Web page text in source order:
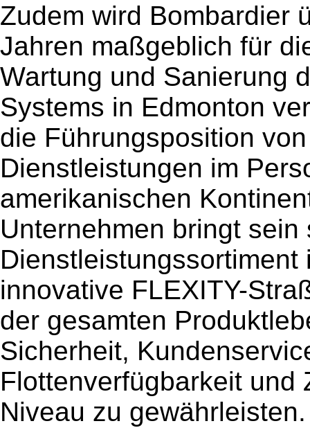
Zudem wird Bombardier
Jahren maßgeblich für
Wartung und Sanierung
Systems in Edmonton
die Führungsposition
Dienstleistungen im
amerikanischen
Unternehmen bringt sein
Dienstleistungssortiment
innovative FLEXITY-
der gesamten
Sicherheit,
Flottenverfügbarkeit und
Niveau zu gewährleisten.